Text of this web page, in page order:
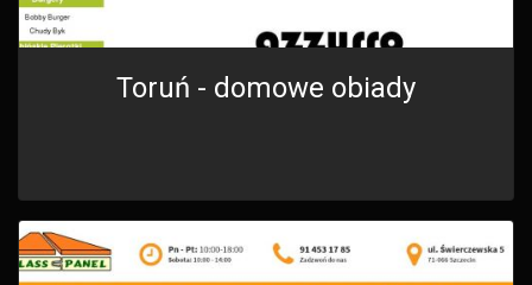
Toruń - domowe obiady